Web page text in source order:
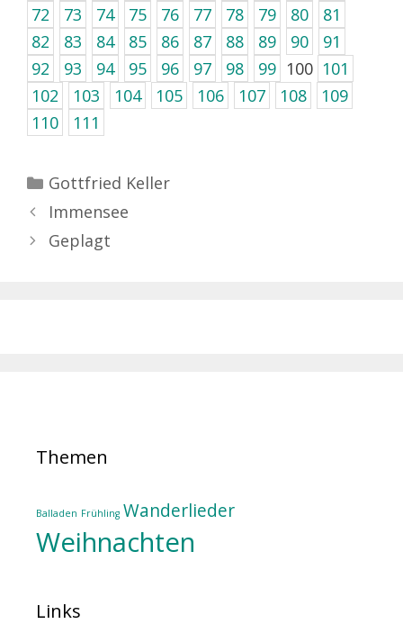
72
73 74 75 76 77 78 79 80
81
82
83 84 85 86 87 88 89 90
91
92
93 94 95 96 97 98 99 100 101
102
103 104 105 106 107 108
109
110
111
Kategorien
Gottfried Keller
Immensee
Geplagt
Themen
Balladen Frühling Wanderlieder
Weihnachten
Links